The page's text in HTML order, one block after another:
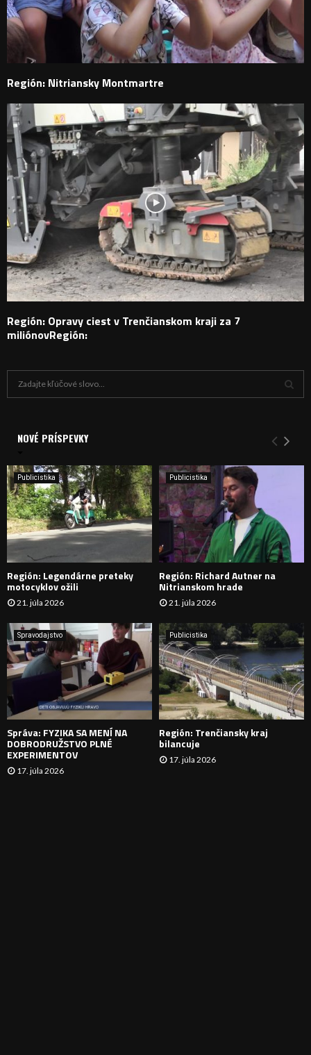
Región: Nitriansky Montmartre
Región: Opravy ciest v Trenčianskom kraji za 7
miliónovRegión:
i
e
:
Y
H
D
A
N
I
E
NOVÉ PRÍSPEVKY
Publicistika
Región: Legendárne preteky
motocyklov ožili
21. júla 2026
Publicistika
Región: Richard Autner na
Nitrianskom hrade
21. júla 2026
Spravodajstvo
Správa: FYZIKA SA MENÍ NA
DOBRODRUŽSTVO PLNÉ
EXPERIMENTOV
17. júla 2026
Publicistika
Región: Trenčiansky kraj
bilancuje
17. júla 2026